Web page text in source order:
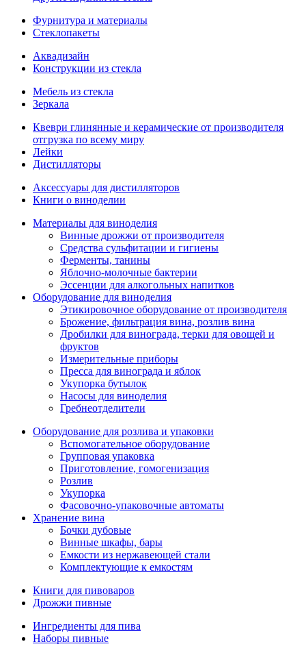
Фурнитура и материалы
Стеклопакеты
Аквадизайн
Конструкции из стекла
Мебель из стекла
Зеркала
Квеври глинянные и керамические от производителя
отгрузка по всему миру
Лейки
Дистилляторы
Аксессуары для дистилляторов
Книги о виноделии
Материалы для виноделия
Винные дрожжи от производителя
Средства сульфитации и гигиены
Ферменты, танины
Яблочно-молочные бактерии
Эссенции для алкогольных напитков
Оборудование для виноделия
Этикировочное оборудование от производителя
Брожение, фильтрация вина, розлив вина
Дробилки для винограда, терки для овощей и
фруктов
Измерительные приборы
Пресса для винограда и яблок
Укупорка бутылок
Насосы для виноделия
Гребнеотделители
Оборудование для розлива и упаковки
Вспомогательное оборудование
Групповая упаковка
Приготовление, гомогенизация
Розлив
Укупорка
Фасовочно-упаковочные автоматы
Хранение вина
Бочки дубовые
Винные шкафы, бары
Емкости из нержавеющей стали
Комплектующие к емкостям
Книги для пивоваров
Дрожжи пивные
Ингредиенты для пива
Наборы пивные